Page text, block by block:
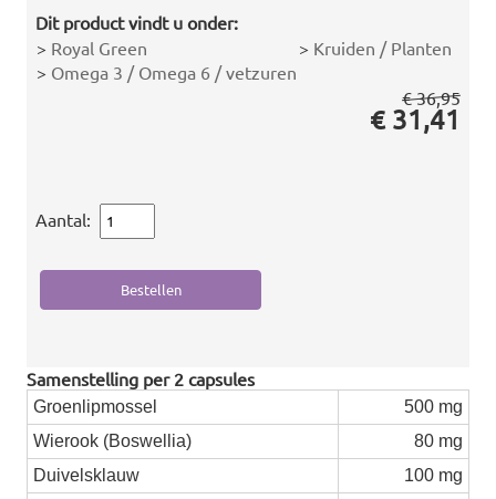
Dit product vindt u onder:
> Royal Green > Kruiden / Planten
> Omega 3 / Omega 6 / vetzuren
€ 36,95
€ 31,41
Aantal:
Samenstelling per 2 capsules
Groenlipmossel
500 mg
Wierook (Boswellia)
80 mg
Duivelsklauw
100 mg